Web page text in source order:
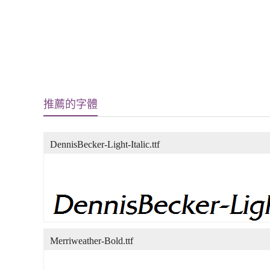
推薦的字體
DennisBecker-Light-Italic.ttf
Merriweather-Bold.ttf